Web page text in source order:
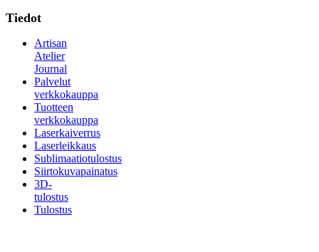
Tiedot
Artisan
Atelier
Journal
Palvelut
verkkokauppa
Tuotteen
verkkokauppa
Laserkaiverrus
Laserleikkaus
Sublimaatiotulostus
Siirtokuvapainatus
3D-
tulostus
Tulostus